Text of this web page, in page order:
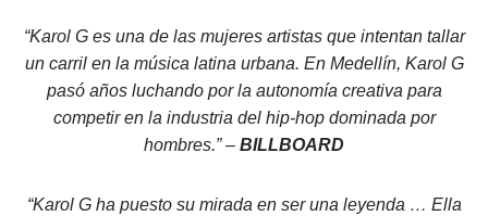
“Karol G es una de las mujeres artistas que intentan tallar
un carril en la música latina urbana. En Medellín, Karol G
pasó años luchando por la autonomía creativa para
competir en la industria del hip-hop dominada por
hombres.” – BILLBOARD
“Karol G ha puesto su mirada en ser una leyenda … Ella